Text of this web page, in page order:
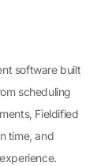
software built
scheduling
Fieldified
time, and